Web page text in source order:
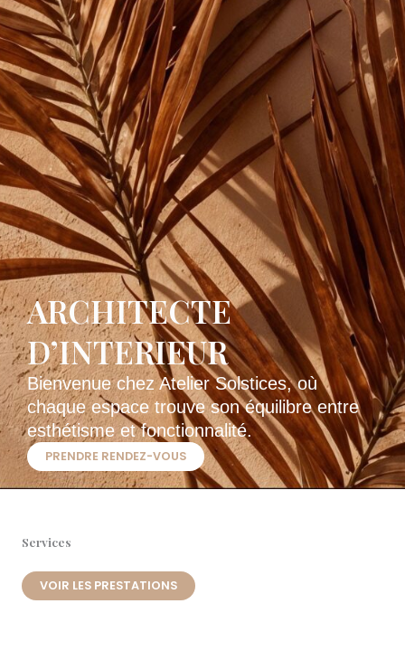
ARCHITECTE
D’INTERIEUR
Bienvenue chez Atelier Solstices, où
chaque espace trouve son équilibre entre
esthétisme et fonctionnalité.​
PRENDRE RENDEZ-VOUS
Services
VOIR LES PRESTATIONS